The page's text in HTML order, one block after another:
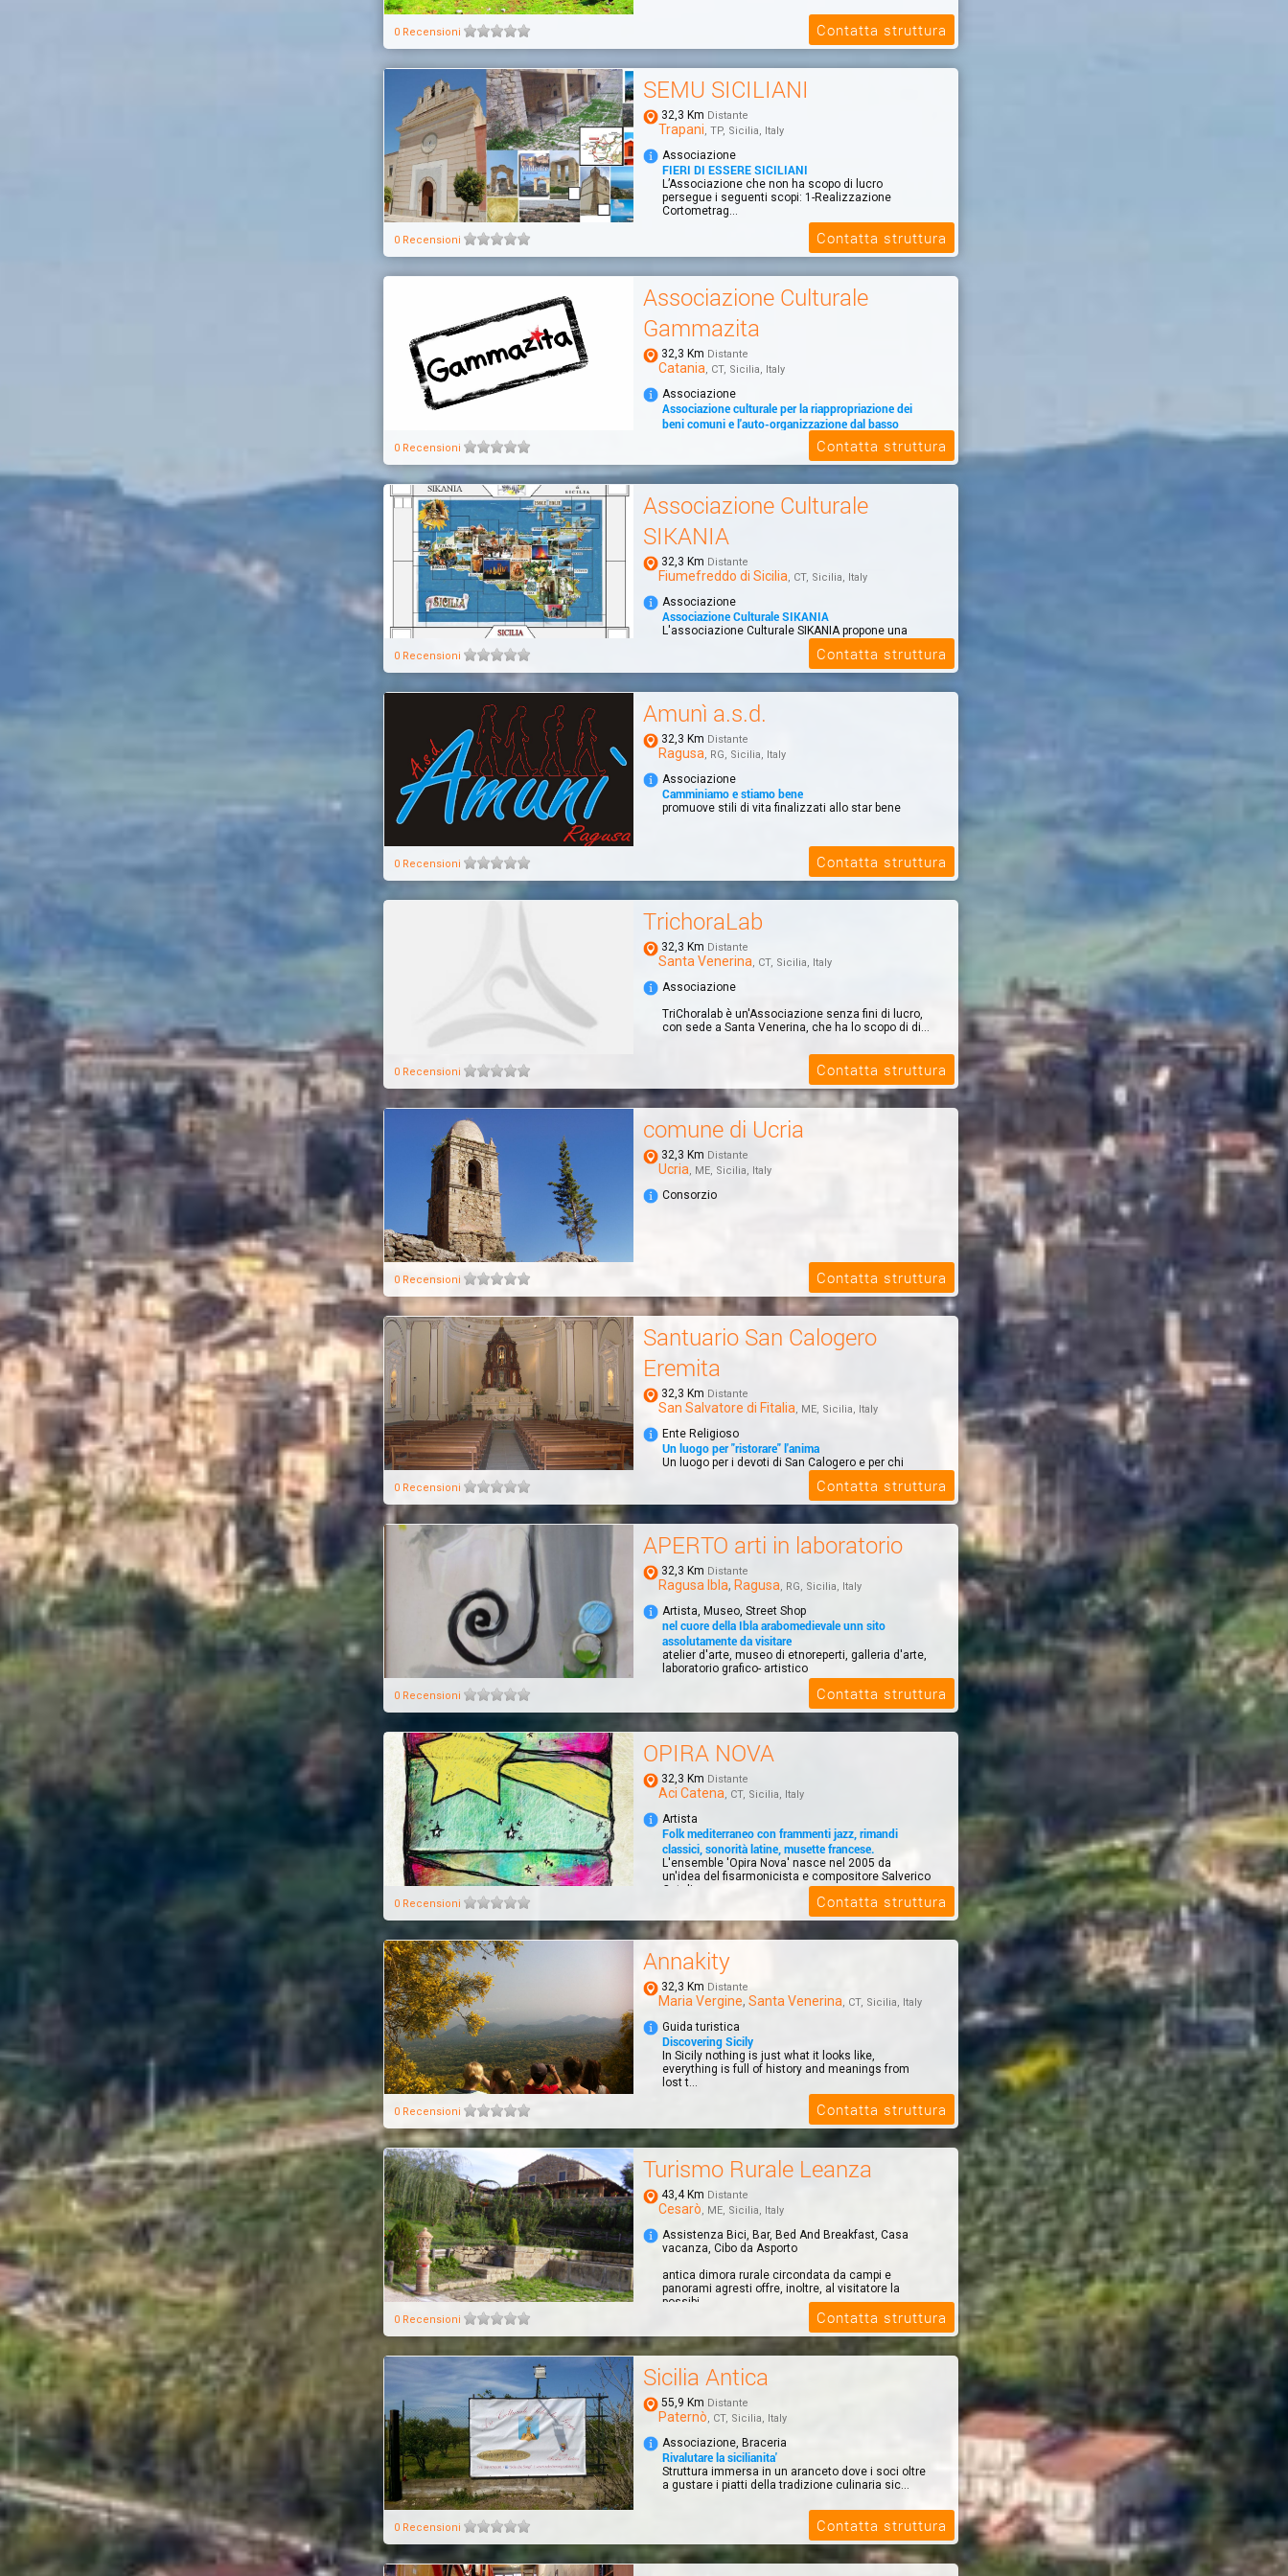
0 Recensioni Contatta struttura
SEMU SICILIANI
32,3 Km Distante
Trapani, TP, Sicilia, Italy
Associazione
FIERI DI ESSERE SICILIANI
L’Associazione che non ha scopo di lucro
persegue i seguenti scopi: 1-Realizzazione
Cortometrag...
0 Recensioni Contatta struttura
Associazione Culturale
Gammazita
32,3 Km Distante
Catania, CT, Sicilia, Italy
Associazione
Associazione culturale per la riappropriazione dei
beni comuni e l'auto-organizzazione dal basso
primavera del 2013, ha adottato il quartiere che ...
0 Recensioni Contatta struttura
Associazione Culturale
SIKANIA
32,3 Km Distante
Fiumefreddo di Sicilia, CT, Sicilia, Italy
Associazione
Associazione Culturale SIKANIA
L'associazione Culturale SIKANIA propone una
visita guidata con l' Artista del Papiro Michele
0 Recensioni Contatta struttura
Amunì a.s.d.
32,3 Km Distante
Ragusa, RG, Sicilia, Italy
Associazione
Camminiamo e stiamo bene
promuove stili di vita finalizzati allo star bene
0 Recensioni Contatta struttura
TrichoraLab
32,3 Km Distante
Santa Venerina, CT, Sicilia, Italy
Associazione
TriChoralab è un'Associazione senza fini di lucro,
con sede a Santa Venerina, che ha lo scopo di di...
0 Recensioni Contatta struttura
comune di Ucria
32,3 Km Distante
Ucria, ME, Sicilia, Italy
Consorzio
0 Recensioni Contatta struttura
Santuario San Calogero
Eremita
32,3 Km Distante
San Salvatore di Fitalia, ME, Sicilia, Italy
Ente Religioso
Un luogo per "ristorare" l'anima
Un luogo per i devoti di San Calogero e per chi
vuole conoscere la storia di questo santo. La
0 Recensioni Contatta struttura
APERTO arti in laboratorio
32,3 Km Distante
Ragusa Ibla, Ragusa, RG, Sicilia, Italy
Artista, Museo, Street Shop
nel cuore della Ibla arabomedievale unn sito
assolutamente da visitare
atelier d'arte, museo di etnoreperti, galleria d'arte,
laboratorio grafico- artistico
0 Recensioni Contatta struttura
OPIRA NOVA
32,3 Km Distante
Aci Catena, CT, Sicilia, Italy
Artista
Folk mediterraneo con frammenti jazz, rimandi
classici, sonorità latine, musette francese.
L'ensemble 'Opira Nova' nasce nel 2005 da
un'idea del fisarmonicista e compositore Salverico
Cutuli....
0 Recensioni Contatta struttura
Annakity
32,3 Km Distante
Maria Vergine, Santa Venerina, CT, Sicilia, Italy
Guida turistica
Discovering Sicily
In Sicily nothing is just what it looks like,
everything is full of history and meanings from
lost t...
0 Recensioni Contatta struttura
Turismo Rurale Leanza
43,4 Km Distante
Cesarò, ME, Sicilia, Italy
Assistenza Bici, Bar, Bed And Breakfast, Casa
vacanza, Cibo da Asporto
antica dimora rurale circondata da campi e
panorami agresti offre, inoltre, al visitatore la
possibi...
0 Recensioni Contatta struttura
Sicilia Antica
55,9 Km Distante
Paternò, CT, Sicilia, Italy
Associazione, Braceria
Rivalutare la sicilianita'
Struttura immersa in un aranceto dove i soci oltre
a gustare i piatti della tradizione culinaria sic...
0 Recensioni Contatta struttura